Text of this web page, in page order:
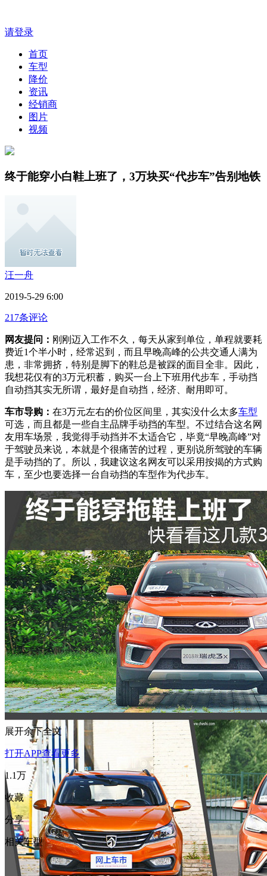
请登录
首页
车型
降价
资讯
经销商
图片
视频
终于能穿小白鞋上班了，3万块买“代步车”告别地铁
汪一舟
2019-5-29 6:00
217条评论
网友提问： 刚刚迈入工作不久，每天从家到单位，单程就要耗
费近1个半小时，经常迟到，而且早晚高峰的公共交通人满为
患，非常拥挤，特别是脚下的鞋总是被踩的面目全非。因此，
我想花仅有的3万元积蓄，购买一台上下班用代步车，手动挡
自动挡其实无所谓，最好是自动挡，经济、耐用即可。
车市导购： 在3万元左右的价位区间里，其实没什么太多车型
可选，而且都是一些自主品牌手动挡的车型。不过结合这名网
友用车场景，我觉得手动挡并不太适合它，毕竟“早晚高峰”对
于驾驶员来说，本就是个很痛苦的过程，更别说所驾驶的车辆
是手动挡的了。所以，我建议这名网友可以采用按揭的方式购
车，至少也要选择一台自动挡的车型作为代步车。
展开余下全文
打开APP查看更多
1.1万
收藏
分享
相关车型